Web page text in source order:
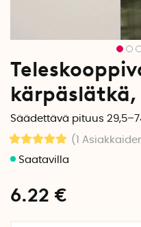
kärpäslätkä,
Säädettävä pituus
(1
6.22 €